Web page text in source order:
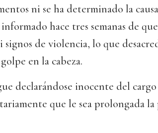
ni se ha determinado la
hace tres semanas de
de violencia, lo que
en la cabeza.
declarándose inocente del
que le sea prolongada